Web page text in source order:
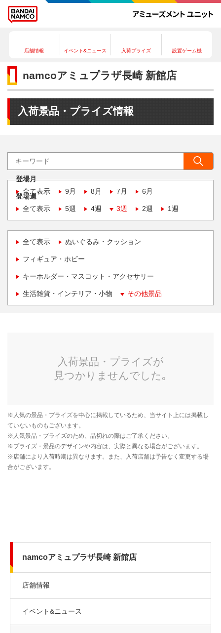
店舗情報 イベント&ニュース 入荷プライズ 設置ゲーム機
namcoアミュプラザ長崎 新館店
入荷景品・プライズ情報
登場月
全て表示
9月 8月 7月 6月
登場週
全て表示
5週 4週 3週 2週 1週
全て表示 ぬいぐるみ・クッション
フィギュア・ホビー
キーホルダー・マスコット・アクセサリー
生活雑貨・インテリア・小物 その他景品
namcoアミュプラザ長崎 新館店
店舗情報
イベント&ニュース